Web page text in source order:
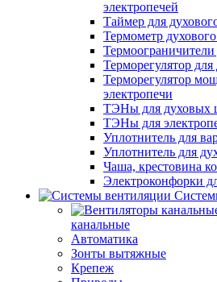
электропечей
Таймер для
Термометр
Терморегулятор
Терморегулятор
электропечи
ТЭНы для духовых
ТЭНы для
Уплотнитель для
Уплотнитель для
Чаша, крестовина
Электроконфорки
канальные
Автоматика
Зонты вытяжные
Крепеж